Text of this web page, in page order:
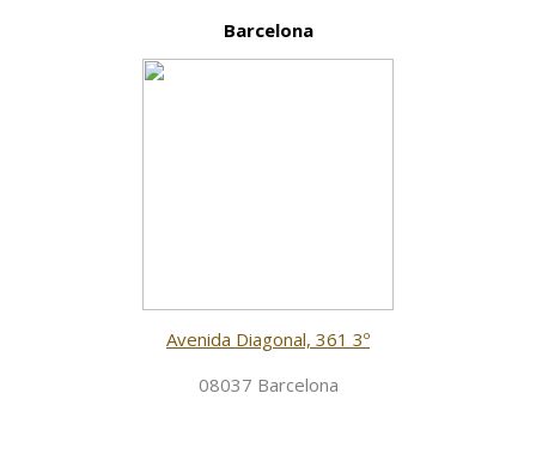
Barcelona
Avenida Diagonal, 361 3º
08037 Barcelona